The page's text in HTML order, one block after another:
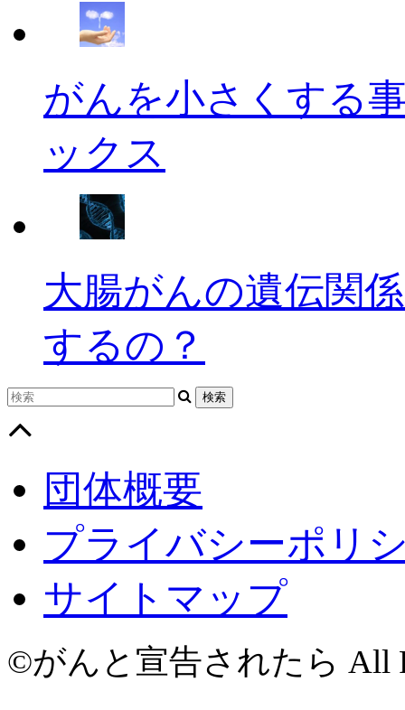
がんを小さくする
ックス
大腸がんの遺伝関
するの？
団体概要
プライバシーポリ
サイトマップ
©がんと宣告されたら All